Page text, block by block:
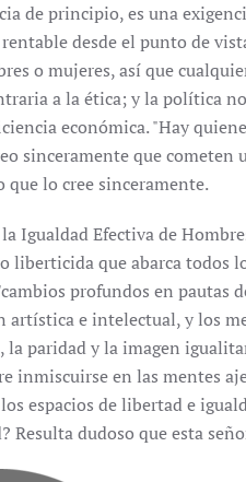
de principio, es una
desde el punto de
o mujeres, así que
a la ética; y la política
económica. "Hay
sinceramente que cometen
que lo cree sinceramente.
Igualdad Efectiva de
liberticida que abarca todos
profundos en pautas
artística e intelectual, y los
paridad y la imagen
inmiscuirse en las mentes
espacios de libertad e
Resulta dudoso que esta